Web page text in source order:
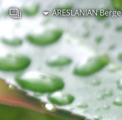
ARESLANIAN Berge